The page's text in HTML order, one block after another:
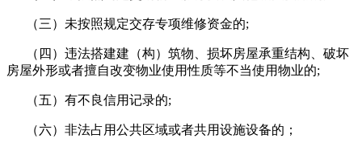
（三）未按照规定交存专项维修资金的;
（四）违法搭建建（构）筑物、损坏房屋承重结构、破坏
房屋外形或者擅自改变物业使用性质等不当使用物业的;
（五）有不良信用记录的;
（六）非法占用公共区域或者共用设施设备的；